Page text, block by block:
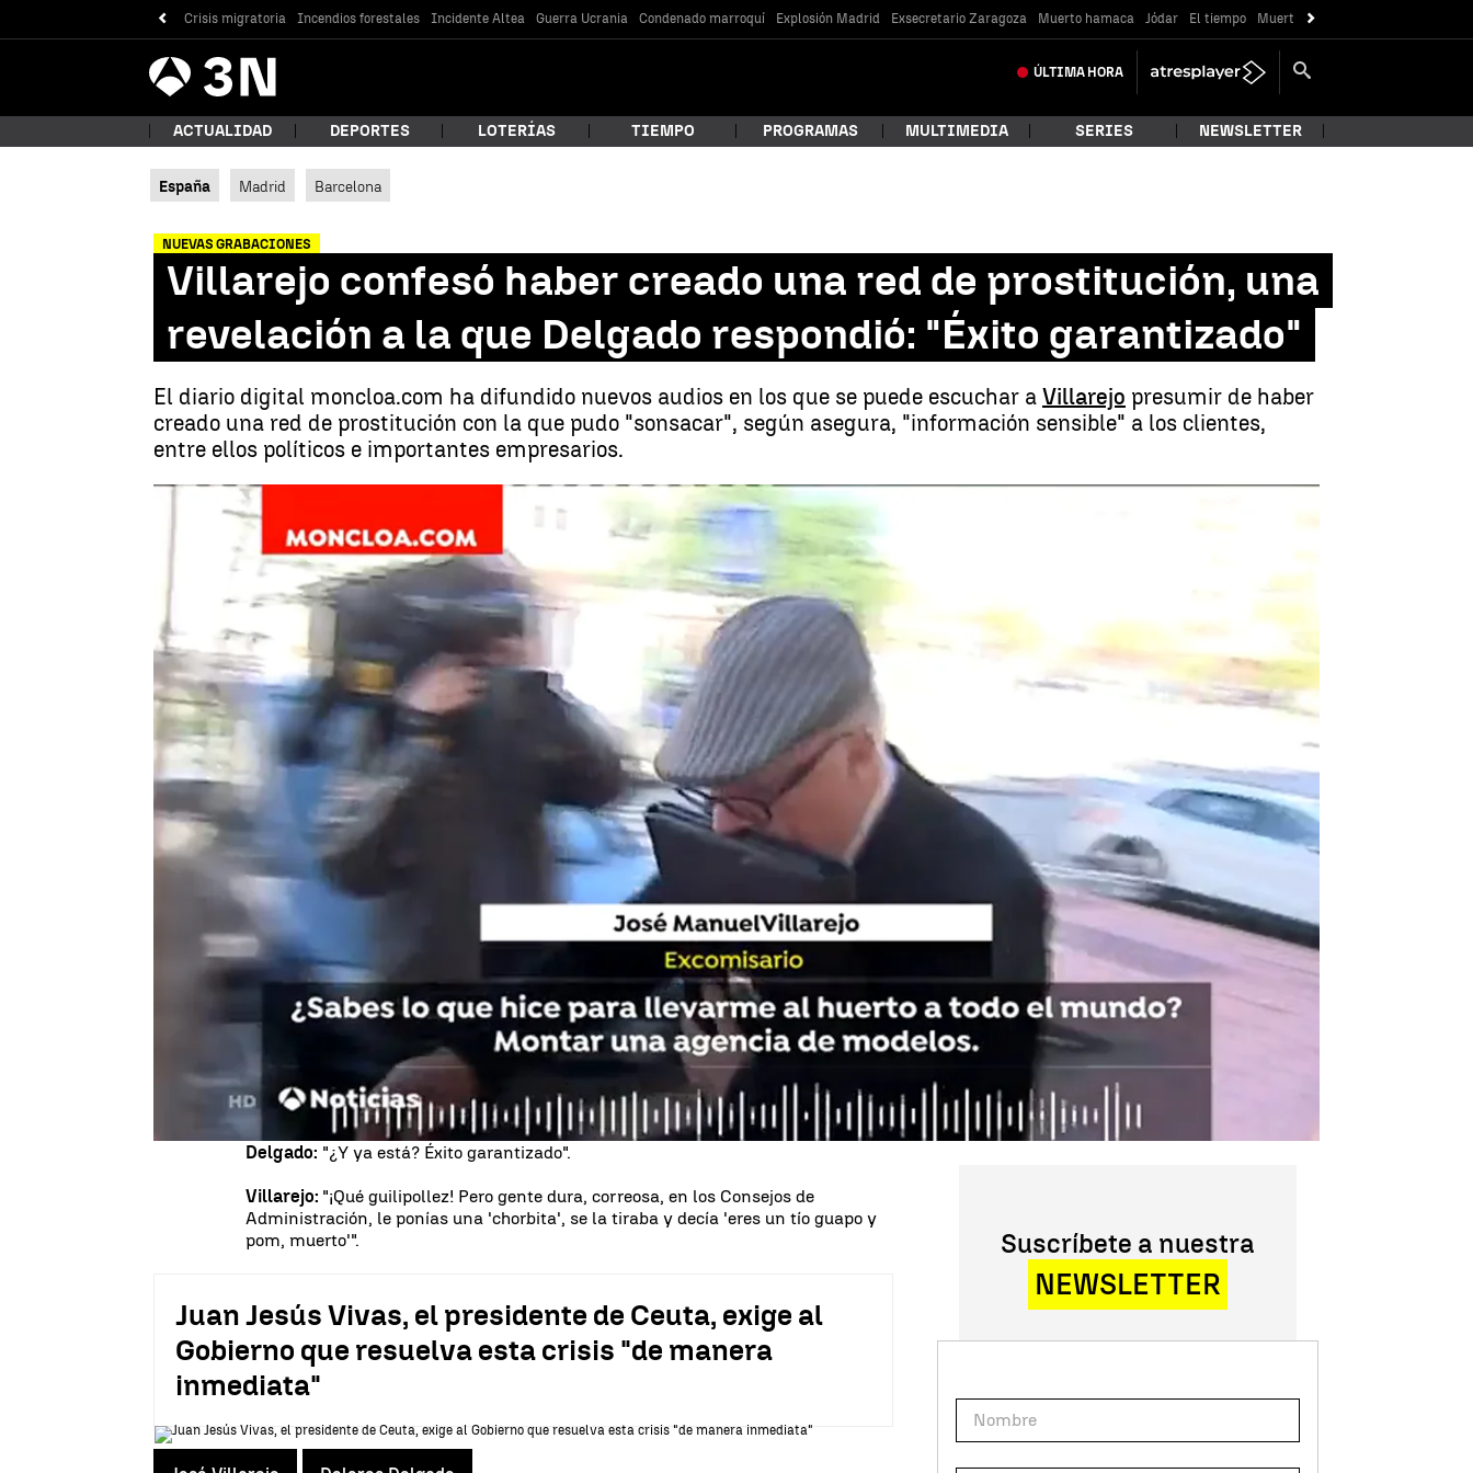
Crisis migratoria Incendios forestales Incidente Altea Guerra Ucrania Condenado marroquí Explosión Madrid Exsecretario Zaragoza Muerto hamaca Jódar El tiempo Muerte Valladolid
Antena
3 Noticias ÚLTIMA HORA
¿Qué estás buscando?
Buscar
ACTUALIDAD DEPORTES LOTERÍAS TIEMPO PROGRAMAS MULTIMEDIA SERIES NEWSLETTER
España Madrid Barcelona
NUEVAS GRABACIONES
Villarejo confesó haber creado una red de prostitución, una
revelación a la que Delgado respondió: "Éxito garantizado"
El diario digital moncloa.com ha difundido nuevos audios en los que se puede escuchar a Villarejo presumir de haber
creado una red de prostitución con la que pudo "sonsacar", según asegura, "información sensible" a los clientes,
entre ellos políticos e importantes empresarios.
Villarejo confesó haber creado una red de prostitución, una revelación a la que Delgado respondió: "Éxito garantizado" |
Antena 3 Noticias Madrid
Publicado: 27 de septiembre de 2018, 08:26 WhatsappFacebook
X
El digital Moncloa.com ha publicado una nueva filtración de las grabaciones de
2009 de la ministra de Justicia,
, y el ex comisario de policía
José Villarejo. En ellas se escucha a Villarejo presumir de haber creado una red
de prostitución con la que pudo "sonsacar", según asegura, "información
sensible" a los clientes, entre ellos políticos e importantes empresarios. Ante esa
revelación, añade el diario, la ministra de Justicia no se mostró sorprendida.
Villarejo:"¿Sabes lo que hice para llevarme al huerto a todo el mundo?, montar
una agencia de 'modelos'".
Delgado: "¿Y ya está? Éxito garantizado".
Villarejo: "¡Qué guilipollez! Pero gente dura, correosa, en los Consejos de
Administración, le ponías una 'chorbita', se la tiraba y decía 'eres un tío guapo y
pom, muerto'".
Juan Jesús Vivas, el presidente de Ceuta, exige al
Gobierno que resuelva esta crisis "de manera
inmediata"
Suscríbete a nuestra
NEWSLETTER